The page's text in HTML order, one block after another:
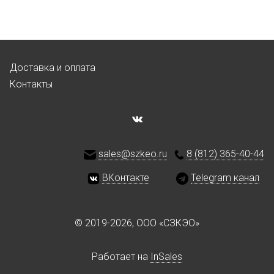
Доставка и оплата
Контакты
sales@szkeo.ru 8 (812) 365-40-44
ВКонтакте Telegram канал
© 2019-2026, ООО «СЗКЭО»
Работает на InSales